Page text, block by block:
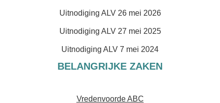
Uitnodiging ALV 26 mei 2026
Uitnodiging ALV 27 mei 2025
Uitnodiging ALV 7 mei 2024
BELANGRIJKE ZAKEN
Vredenvoorde ABC